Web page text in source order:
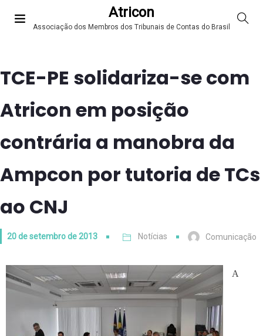
Atricon
Associação dos Membros dos Tribunais de Contas do Brasil
TCE-PE solidariza-se com
Atricon em posição
contrária a manobra da
Ampcon por tutoria de TCs
ao CNJ
20 de setembro de 2013 Notícias Comunicação
A